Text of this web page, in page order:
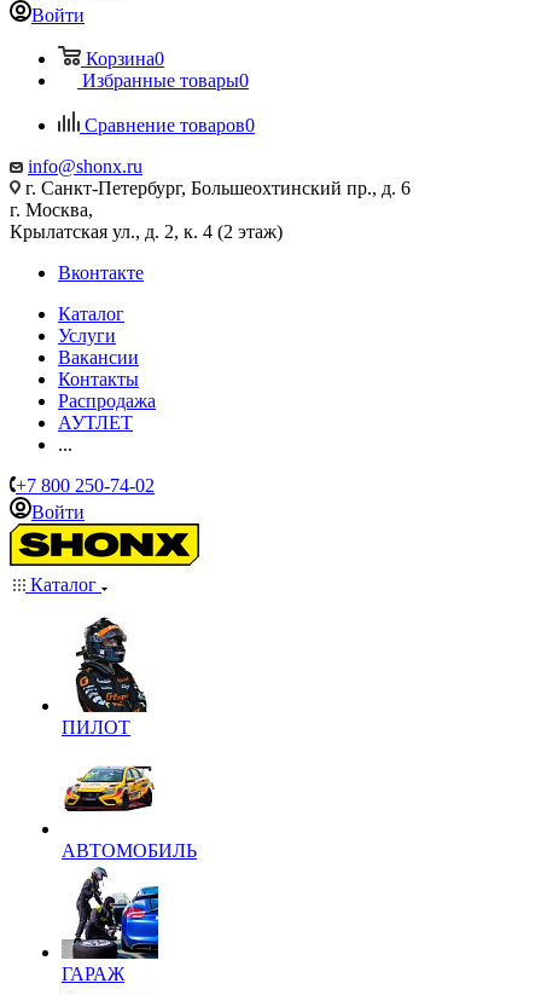
Войти
Корзина0
Избранные товары0
Сравнение товаров0
info@shonx.ru
г. Санкт-Петербург, Большеохтинский пр., д. 6
г. Москва,
Крылатская ул., д. 2, к. 4 (2 этаж)
Вконтакте
Каталог
Услуги
Вакансии
Контакты
Распродажа
АУТЛЕТ
...
+7 800 250-74-02
Войти
Каталог
ПИЛОТ
АВТОМОБИЛЬ
ГАРАЖ